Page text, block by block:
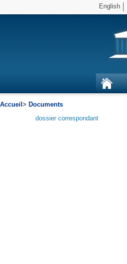
English
Accueil > Documents
dossier correspondant